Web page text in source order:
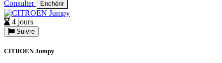
Consulter Enchérir
4 jours
Suivre
CITROEN Jumpy